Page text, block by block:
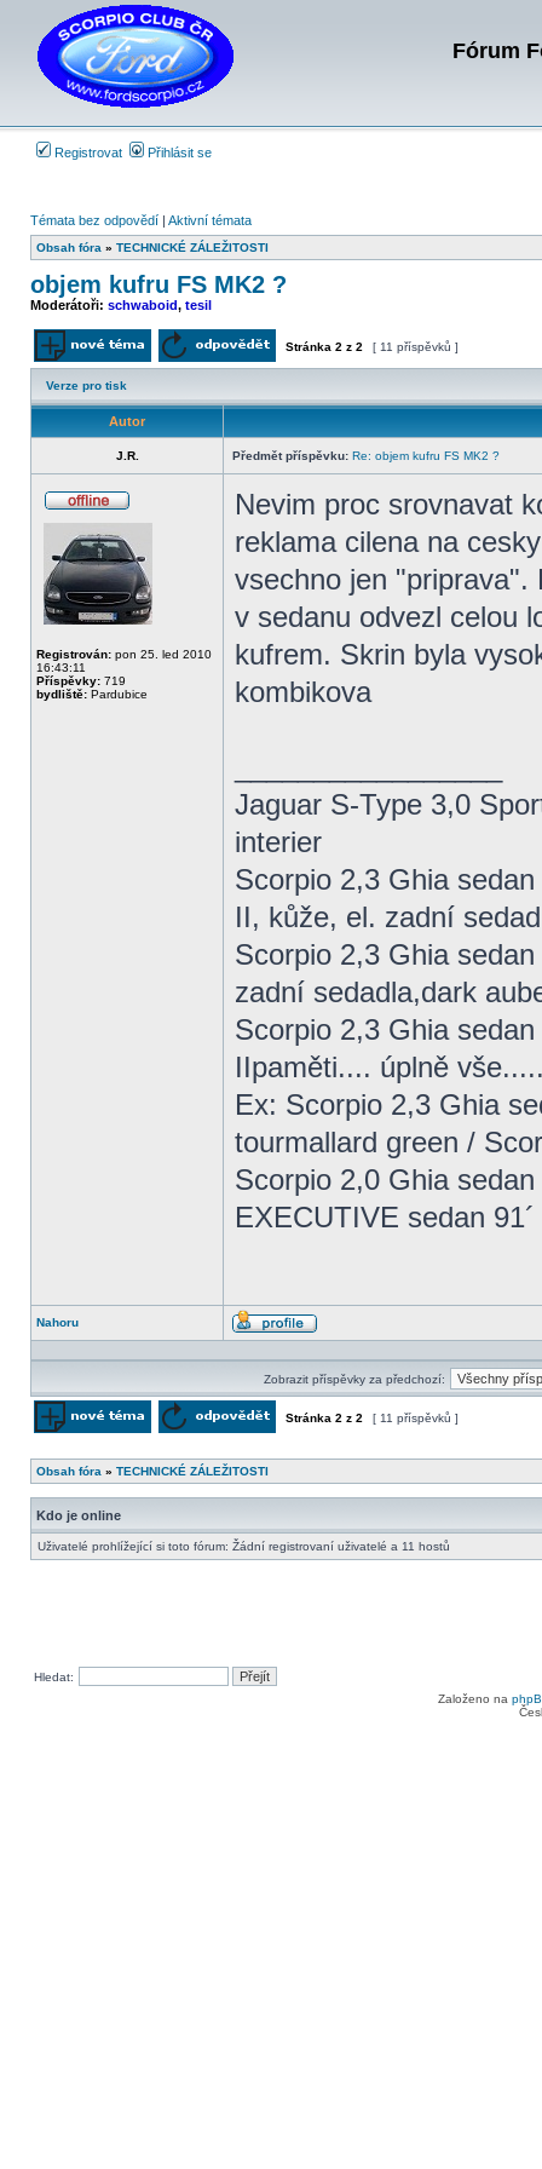
Fórum
Registrovat Přihlásit se
Témata bez odpovědí | Aktivní témata
Obsah fóra » TECHNICKÉ ZÁLEŽITOSTI
objem kufru FS MK2 ?
Moderátoři: schwaboid, tesil
Odeslat nové téma Odpovědět na téma
Stránka 2 z 2 [ 11 příspěvků ]
Verze pro tisk
Autor
J.R. Předmět příspěvku: Re: objem kufru FS MK2 ?
Registrován: pon 25. led 2010
16:43:11
Příspěvky: 719
bydliště: Pardubice
Nevim proc srovnavat
reklama cilena na
vsechno jen "priprava".
v sedanu odvezl celou
kufrem. Skrin byla
kombikova
Jaguar S-Type 3,0
interier
Scorpio 2,3 Ghia
II, kůže, el. zadní
Scorpio 2,3 Ghia
zadní sedadla,dark
Scorpio 2,3 Ghia
IIpaměti.... úplně
Ex: Scorpio 2,3 Ghia
tourmallard green /
Scorpio 2,0 Ghia
EXECUTIVE sedan
Nahoru
Profil
Zobrazit příspěvky za předchozí:
Stránka 2 z 2 [ 11 příspěvků ]
Obsah fóra » TECHNICKÉ ZÁLEŽITOSTI
Kdo je online
Uživatelé prohlížející si toto fórum: Žádní registrovaní uživatelé a 11 hostů
Hledat:
Založeno na